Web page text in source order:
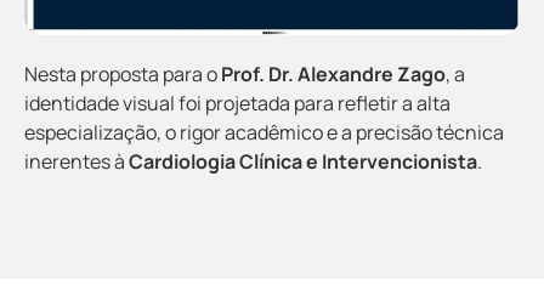
Nesta proposta para oProf. Dr. Alexandre Zago, a
identidade visual foi projetada para refletir a alta
especialização, o rigor acadêmico e a precisão técnica
inerentes àCardiologia Clínica e Intervencionista.